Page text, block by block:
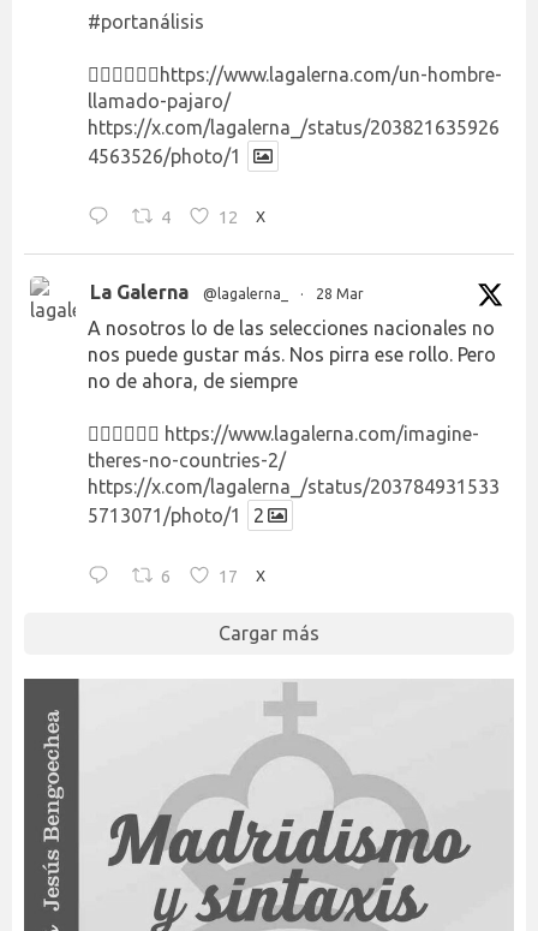
#portanálisis
👉🏻👉🏻👉🏻 https://www.lagalerna.com/un-hombre-
llamado-pajaro/
https://x.com/lagalerna_/status/203821635926
4563526/photo/1
4 12 X
La Galerna @lagalerna_ · 28 Mar
A nosotros lo de las selecciones nacionales no
nos puede gustar más. Nos pirra ese rollo. Pero
no de ahora, de siempre
👉🏻👉🏻👉🏻 https://www.lagalerna.com/imagine-
theres-no-countries-2/
https://x.com/lagalerna_/status/203784931533
5713071/photo/1
2
6 17 X
Cargar más